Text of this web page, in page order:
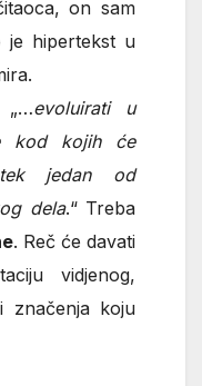
on sam
je hipertekst u
„…evoluirati u
kod kojih će
jedan od
dela.“ Treba
. Reč će davati
vidjenog,
značenja koju